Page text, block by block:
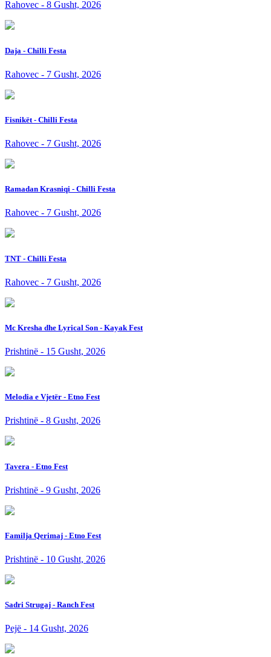
Rahovec - 8 Gusht, 2026
Daja - Chilli Festa
Rahovec - 7 Gusht, 2026
Fisnikët - Chilli Festa
Rahovec - 7 Gusht, 2026
Ramadan Krasniqi - Chilli Festa
Rahovec - 7 Gusht, 2026
TNT - Chilli Festa
Rahovec - 7 Gusht, 2026
Mc Kresha dhe Lyrical Son - Kayak Fest
Prishtinë - 15 Gusht, 2026
Melodia e Vjetër - Etno Fest
Prishtinë - 8 Gusht, 2026
Tavera - Etno Fest
Prishtinë - 9 Gusht, 2026
Familja Qerimaj - Etno Fest
Prishtinë - 10 Gusht, 2026
Sadri Strugaj - Ranch Fest
Pejë - 14 Gusht, 2026